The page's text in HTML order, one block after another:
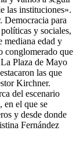
las instituciones».
Democracia para
y sociales,
mediana edad y
conglomerado que
Plaza de Mayo
las que
Kirchner.
del escenario
en el que se
y desde donde
Fernández